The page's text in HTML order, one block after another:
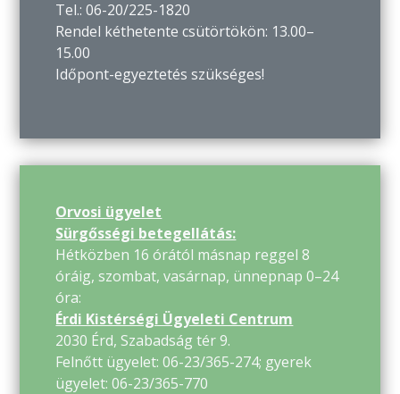
Tel.: 06-20/225-1820
Rendel kéthetente csütörtökön: 13.00–
15.00
Időpont-egyeztetés szükséges!
Orvosi ügyelet
Sürgősségi betegellátás:
Hétközben 16 órától másnap reggel 8
óráig, szombat, vasárnap, ünnepnap 0–24
óra:
Érdi Kistérségi Ügyeleti Centrum
2030 Érd, Szabadság tér 9.
Felnőtt ügyelet: 06-23/365-274; gyerek
ügyelet: 06-23/365-770